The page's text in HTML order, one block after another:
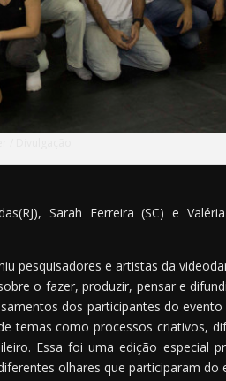
Sarah Ferreira (SC) e
pesquisadores e artistas da
o fazer, produzir, pensar e
dos participantes do
temas como processos criativos,
Essa foi uma edição especial
olhares que participaram do